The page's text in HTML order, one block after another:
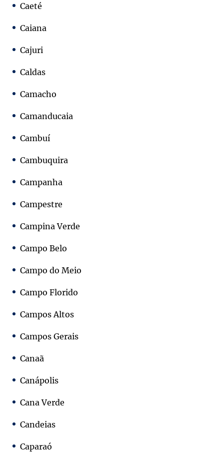
Caeté
Caiana
Cajuri
Caldas
Camacho
Camanducaia
Cambuí
Cambuquira
Campanha
Campestre
Campina Verde
Campo Belo
Campo do Meio
Campo Florido
Campos Altos
Campos Gerais
Canaã
Canápolis
Cana Verde
Candeias
Caparaó